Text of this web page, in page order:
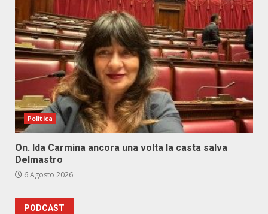
Politica
On. Ida Carmina ancora una volta la casta salva
Delmastro
6 Agosto 2026
PODCAST